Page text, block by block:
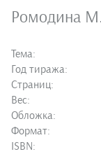
Ромодина
Тема:
Год тиража:
Страниц:
Вес:
Обложка:
Формат:
ISBN: